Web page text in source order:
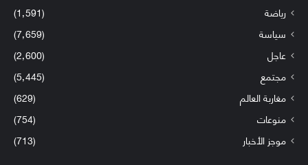
رياضة
(1٬591)
سياسة
(7٬659)
عاجل
(2٬600)
مجتمع
(5٬445)
مغاربة العالم
(629)
منوعات
(754)
موجز الأخبار
(713)